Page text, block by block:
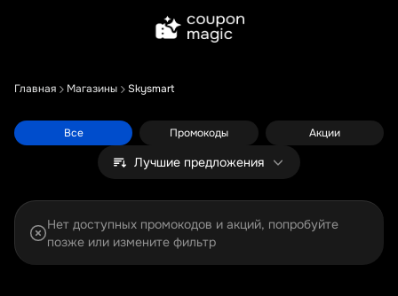
Главная Магазины Skysmart
Все Промокоды Акции
Лучшие предложения
Нет доступных промокодов и акций, попробуйте
позже или измените фильтр